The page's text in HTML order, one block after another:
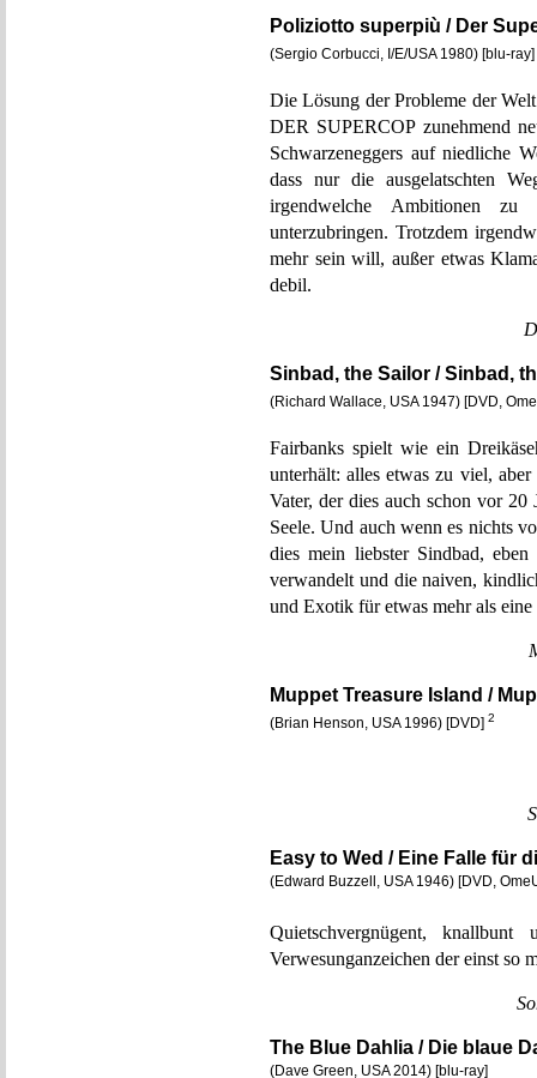
Poliziotto superpiù / Der
(Sergio Corbucci, I/E/USA 1980) [blu-ray]
Die Lösung der Probleme der
DER SUPERCOP zunehmend
Schwarzeneggers auf niedliche
dass nur die ausgelatschten
irgendwelche Ambitionen
unterzubringen. Trotzdem
mehr sein will, außer etwas
debil.
Sinbad, the Sailor / Sinbad,
(Richard Wallace, USA 1947) [DVD,
Fairbanks spielt wie ein
unterhält: alles etwas zu viel,
Vater, der dies auch schon vor
Seele. Und auch wenn es nichts
dies mein liebster Sindbad,
verwandelt und die naiven,
und Exotik für etwas mehr als
Muppet Treasure Island /
(Brian Henson, USA 1996) [DVD] 2
Easy to Wed / Eine Falle für
(Edward Buzzell, USA 1946) [DVD,
Quietschvergnügent,
Verwesunganzeichen der einst so
The Blue Dahlia / Die blaue
(Dave Green, USA 2014) [blu-ray]